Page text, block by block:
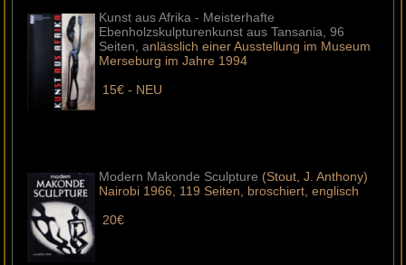
Kunst aus Afrika - Meisterhafte
Ebenholzskulpturenkunst aus Tansania, 96
Seiten, anlässlich einer Ausstellung im Museum
Merseburg im Jahre 1994
15€ - NEU
Modern Makonde Sculpture (Stout, J. Anthony)
Nairobi 1966, 119 Seiten, broschiert, englisch
20€